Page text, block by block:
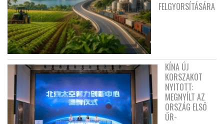
FELGYORSÍTÁSÁRA
KÍNA ÚJ
KORSZAKOT
NYITOTT:
MEGNYÍLT AZ
ORSZÁG ELSŐ
ŰR-